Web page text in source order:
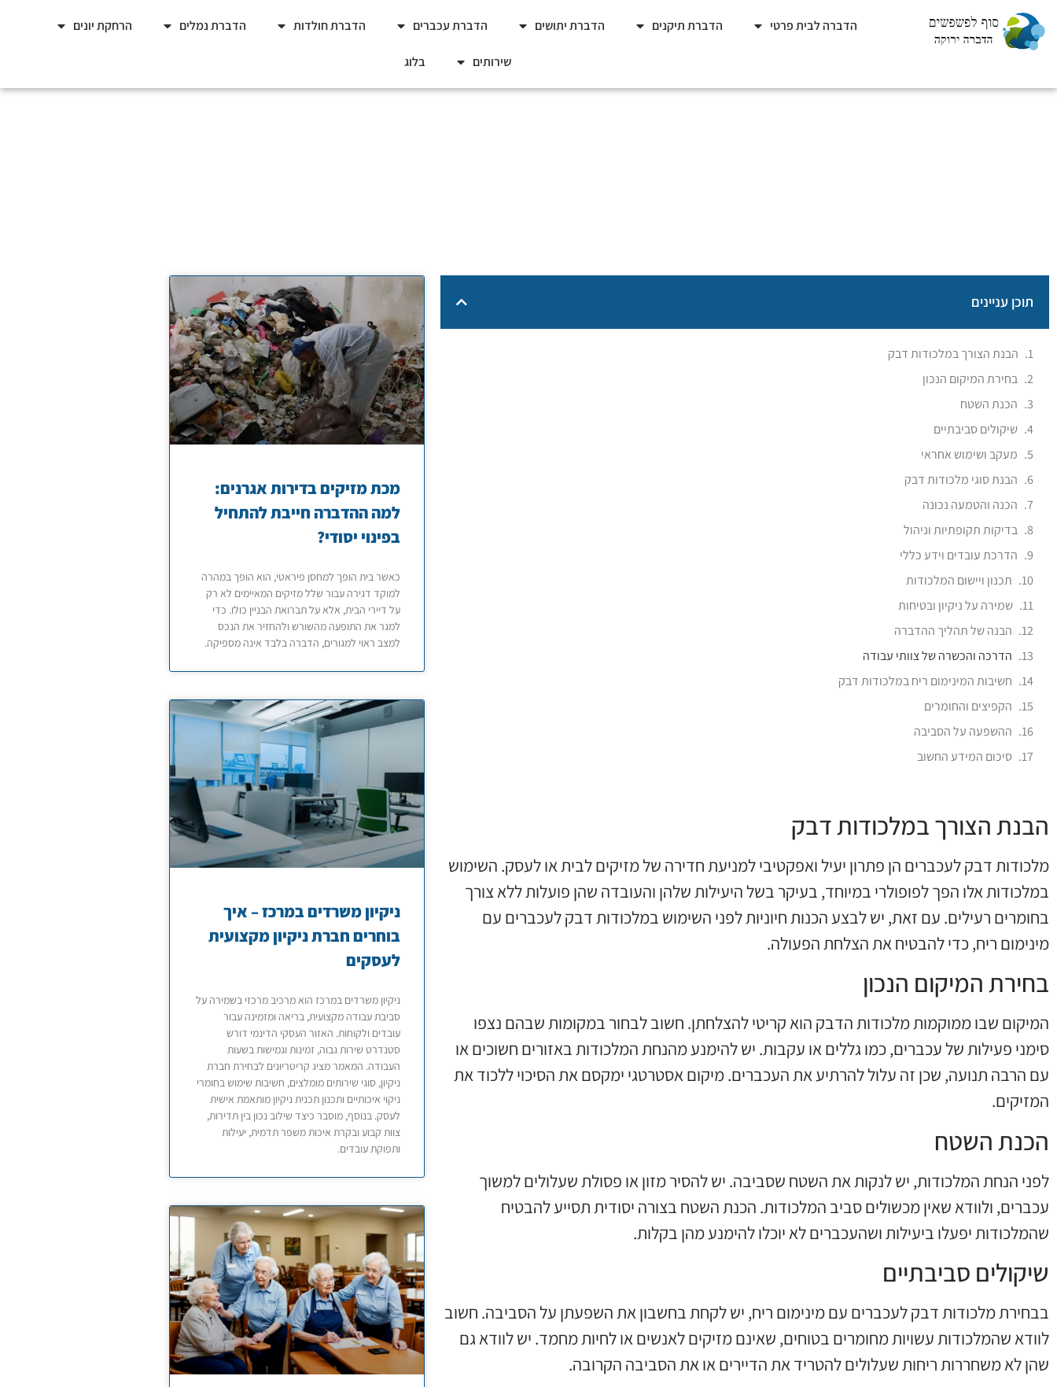
הדברה לבית פרטי הדברת תיקנים הדברת יתושים הדברת עכברים הדברת חולדות הדברת נמלים הרחקת יונים
שירותים בלוג
תוכן עניינים
הבנת הצורך במלכודות דבק
בחירת המיקום הנכון
הכנת השטח
שיקולים סביבתיים
מעקב ושימוש אחראי
הבנת סוגי מלכודות דבק
הכנה והטמעה נכונה
בדיקות תקופתיות וניהול
הדרכת עובדים וידע כללי
תכנון ויישום המלכודות
שמירה על ניקיון ובטיחות
הבנה של תהליך ההדברה
הדרכה והכשרה של צוותי עבודה
חשיבות המינימום ריח במלכודות דבק
הקפיצים והחומרים
ההשפעה על הסביבה
סיכום המידע החשוב
הבנת הצורך במלכודות דבק
מלכודות דבק לעכברים הן פתרון יעיל ואפקטיבי למניעת חדירה של מזיקים לבית או לעסק. השימוש
במלכודות אלו הפך לפופולרי במיוחד, בעיקר בשל היעילות שלהן והעובדה שהן פועלות ללא צורך
בחומרים רעילים. עם זאת, יש לבצע הכנות חיוניות לפני השימוש במלכודות דבק לעכברים עם
מינימום ריח, כדי להבטיח את הצלחת הפעולה.
בחירת המיקום הנכון
המיקום שבו ממוקמות מלכודות הדבק הוא קריטי להצלחתן. חשוב לבחור במקומות שבהם נצפו
סימני פעילות של עכברים, כמו גללים או עקבות. יש להימנע מהנחת המלכודות באזורים חשוכים או
עם הרבה תנועה, שכן זה עלול להרתיע את העכברים. מיקום אסטרטגי ימקסם את הסיכוי ללכוד את
המזיקים.
הכנת השטח
לפני הנחת המלכודות, יש לנקות את השטח שסביבה. יש להסיר מזון או פסולת שעלולים למשוך
עכברים, ולוודא שאין מכשולים סביב המלכודות. הכנת השטח בצורה יסודית תסייע להבטיח
שהמלכודות יפעלו ביעילות ושהעכברים לא יוכלו להימנע מהן בקלות.
שיקולים סביבתיים
בבחירת מלכודות דבק לעכברים עם מינימום ריח, יש לקחת בחשבון את השפעתן על הסביבה. חשוב
לוודא שהמלכודות עשויות מחומרים בטוחים, שאינם מזיקים לאנשים או לחיות מחמד. יש לוודא גם
שהן לא משחררות ריחות שעלולים להטריד את הדיירים או את הסביבה הקרובה.
מכת מזיקים בדירות אגרנים:
למה ההדברה חייבת להתחיל
בפינוי יסודי?
כאשר בית הופך למחסן פיראטי, הוא הופך במהרה
למוקד דגירה עבור שלל מזיקים המאיימים לא רק
על דיירי הבית, אלא על תברואת הבניין כולו. כדי
למגר את התופעה מהשורש ולהחזיר את הנכס
למצב ראוי למגורים, הדברה בלבד אינה מספיקה.
ניקיון משרדים במרכז – איך
בוחרים חברת ניקיון מקצועית
לעסקים
ניקיון משרדים במרכז הוא מרכיב מרכזי בשמירה על
סביבת עבודה מקצועית, בריאה ומזמינה עבור
עובדים ולקוחות. האזור העסקי הדינמי דורש
סטנדרט שירות גבוה, זמינות וגמישות בשעות
העבודה. המאמר מציג קריטריונים לבחירת חברת
ניקיון, סוגי שירותים מומלצים, חשיבות שימוש בחומרי
ניקוי איכותיים ותכנון תכנית ניקיון מותאמת אישית
לעסק. בנוסף, מוסבר כיצד שילוב נכון בין תדירות,
צוות קבוע ובקרת איכות משפר תדמית, יעילות
ותפוקת עובדים.